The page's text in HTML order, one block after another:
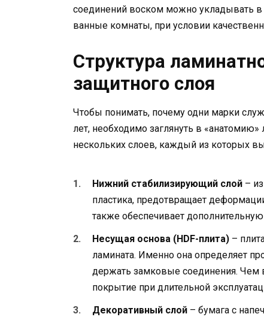
соединений воском можно укладывать
ванные комнаты, при условии
Структура
защитного слоя
Чтобы понимать, почему одни марки
лет, необходимо заглянуть в
нескольких слоев, каждый из которых
Нижний стабилизирующий слой –
пластика, предотвращает
также обеспечивает
Несущая основа (HDF-плита) –
ламината. Именно она определяет
держать замковые соединения.
покрытие при длительной
Декоративный слой – бумага с